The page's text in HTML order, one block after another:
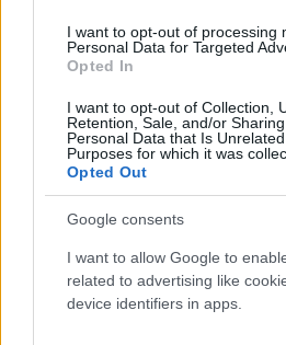
I want to opt-out of processing
Personal Data for Targeted
Opted In
I want to opt-out of Collection,
Retention, Sale, and/or
Personal Data that Is
Purposes for which it was
Opted Out
Google consents
I want to allow Google to
related to advertising like
device identifiers in apps.
Ενεργειακής Μετάβασης,
Η Έκθεση αποδεικνύει με
άνοδος των τιμών στην
Ελλάδας είχε ξεκινήσει
τον Ιούλιο του 2021 και είναι
υπολογισμός της ΡΑΕ που
περίοδο Οκτωβρίου 2021 -